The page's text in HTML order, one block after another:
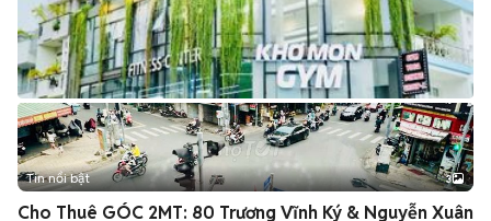
Tin nổi bật 3
Cho Thuê GÓC 2MT: 80 Trương Vĩnh Ký & Nguyễn Xuân